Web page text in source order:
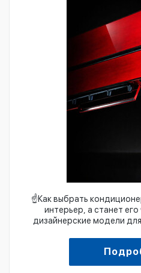
☝️Как выбрать
интерьер, а станет
дизайнерские модели